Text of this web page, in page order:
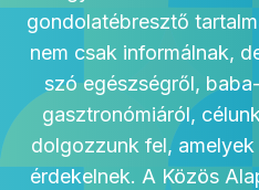
gondolatébresztő
nem csak informálnak,
szó egészségről,
gasztronómiáról,
dolgozzunk fel,
érdekelnek. A Közös